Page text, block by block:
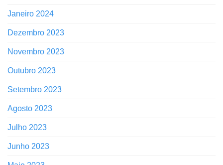
Janeiro 2024
Dezembro 2023
Novembro 2023
Outubro 2023
Setembro 2023
Agosto 2023
Julho 2023
Junho 2023